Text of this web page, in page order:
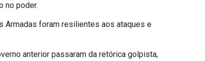
no poder.
Armadas foram resilientes aos ataques e
anterior passaram da retórica golpista,